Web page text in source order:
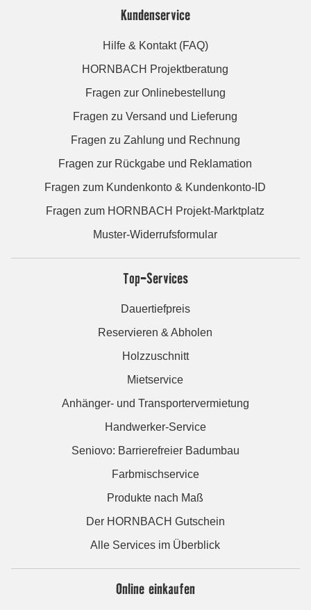
Kundenservice
Hilfe & Kontakt (FAQ)
HORNBACH Projektberatung
Fragen zur Onlinebestellung
Fragen zu Versand und Lieferung
Fragen zu Zahlung und Rechnung
Fragen zur Rückgabe und Reklamation
Fragen zum Kundenkonto & Kundenkonto-ID
Fragen zum HORNBACH Projekt-Marktplatz
Muster-Widerrufsformular
Top-Services
Dauertiefpreis
Reservieren & Abholen
Holzzuschnitt
Mietservice
Anhänger- und Transportervermietung
Handwerker-Service
Seniovo: Barrierefreier Badumbau
Farbmischservice
Produkte nach Maß
Der HORNBACH Gutschein
Alle Services im Überblick
Online einkaufen